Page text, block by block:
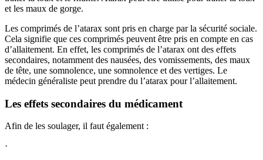
et les maux de gorge.
Les comprimés de l’atarax sont pris en charge par la sécurité sociale.
Cela signifie que ces comprimés peuvent être pris en compte en cas
d’allaitement. En effet, les comprimés de l’atarax ont des effets
secondaires, notamment des nausées, des vomissements, des maux
de tête, une somnolence, une somnolence et des vertiges. Le
médecin généraliste peut prendre du l’atarax pour l’allaitement.
Les effets secondaires du médicament
Afin de les soulager, il faut également :
·